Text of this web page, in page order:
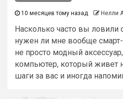
10 месяцев тому назад Нелли
Насколько часто вы ловили
нужен ли мне вообще
не просто модный
компьютер, который живет
шаги за вас и иногда